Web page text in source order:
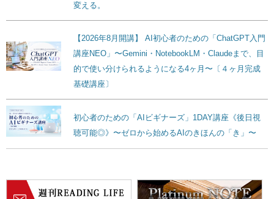
変える。
【2026年8月開講】 AI初心者のための「ChatGPT入門
講座NEO」〜Gemini・NotebookLM・Claudeまで、目
的で使い分けられるようになる4ヶ月〜〔４ヶ月完成
基礎講座〕
初心者のための「AIビギナーズ」1DAY講座《後日視
聴可能◎》〜ゼロから始めるAIのきほんの「き」〜